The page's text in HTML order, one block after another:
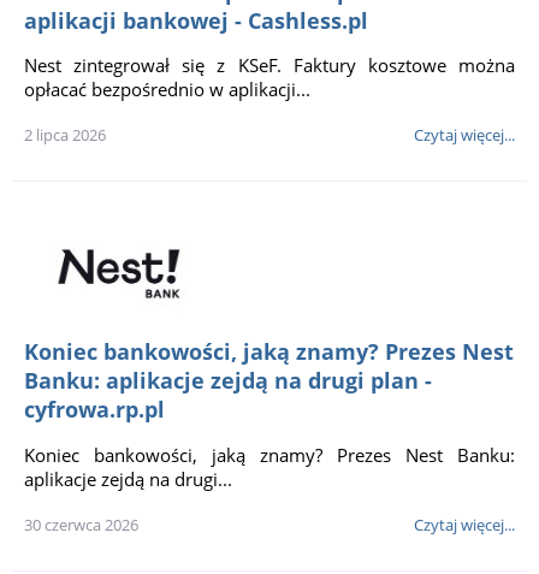
aplikacji bankowej - Cashless.pl
Nest zintegrował się z KSeF. Faktury kosztowe można
opłacać bezpośrednio w aplikacji...
2 lipca 2026 Czytaj więcej...
Koniec bankowości, jaką znamy? Prezes Nest
Banku: aplikacje zejdą na drugi plan -
cyfrowa.rp.pl
Koniec bankowości, jaką znamy? Prezes Nest Banku:
aplikacje zejdą na drugi...
30 czerwca 2026 Czytaj więcej...